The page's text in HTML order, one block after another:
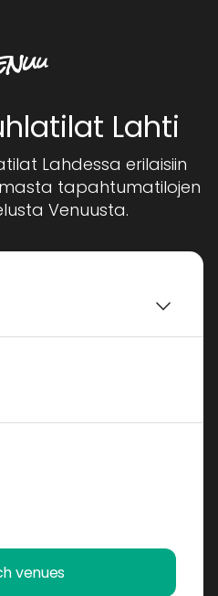
Lahti
Lahdessa erilaisiin
tapahtumatilojen
Venuusta.
venues